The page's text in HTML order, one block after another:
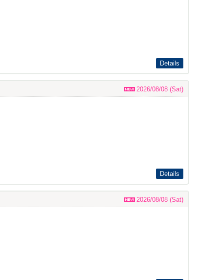
Details
2026/08/08 (Sat)
Details
2026/08/08 (Sat)